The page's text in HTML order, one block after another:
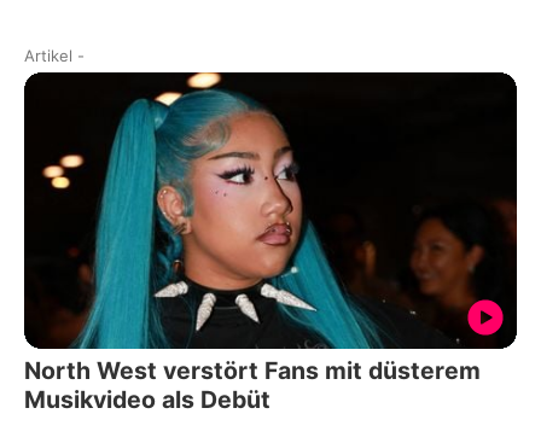
Artikel -
North West verstört Fans mit düsterem
Musikvideo als Debüt